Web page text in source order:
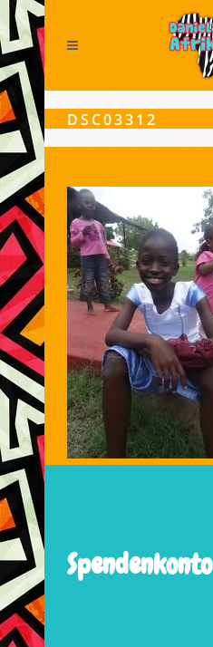
DSC03312
Spendenkonto